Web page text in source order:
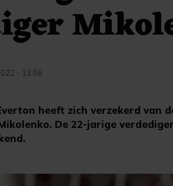
heeft zich verzekerd van
De 22-jarige
- 12:06